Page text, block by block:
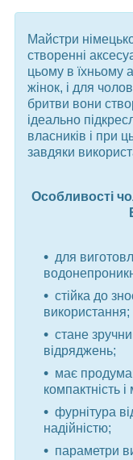
Майстри
створенні
цьому в їхньому
жінок, і для
бритви вони
ідеально
власників і при
завдяки
Особливості
для
стійка до
використання;
стане
відряджень;
має
компактність і
фурнітура
надійністю;
параметри